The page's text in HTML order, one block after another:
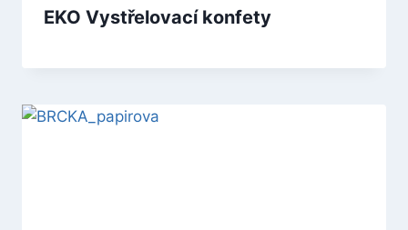
EKO Vystřelovací konfety